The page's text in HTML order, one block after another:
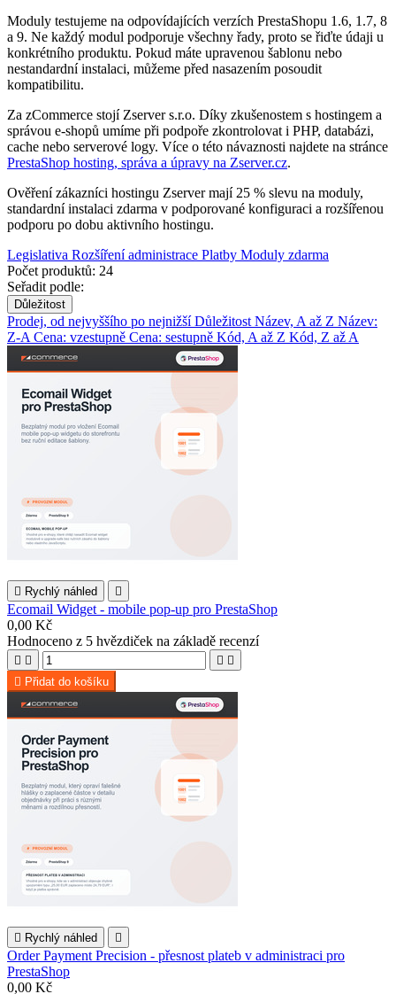
Moduly testujeme na odpovídajících verzích PrestaShopu 1.6, 1.7, 8
a 9. Ne každý modul podporuje všechny řady, proto se řiďte údaji u
konkrétního produktu. Pokud máte upravenou šablonu nebo
nestandardní instalaci, můžeme před nasazením posoudit
kompatibilitu.
Za zCommerce stojí Zserver s.r.o. Díky zkušenostem s hostingem a
správou e-shopů umíme při podpoře zkontrolovat i PHP, databázi,
cache nebo serverové logy. Více o této návaznosti najdete na stránce
PrestaShop hosting, správa a úpravy na Zserver.cz.
Ověření zákazníci hostingu Zserver mají 25 % slevu na moduly,
standardní instalaci zdarma v podporované konfiguraci a rozšířenou
podporu po dobu aktivního hostingu.
Legislativa Rozšíření administrace Platby Moduly zdarma
Počet produktů: 24
Seřadit podle:
Důležitost
Prodej, od nejvyššího po nejnižšíDůležitost Název, A až Z Název:
Z-A Cena: vzestupně Cena: sestupně Kód, A až Z Kód, Z až A
 Rychlý náhled 
Ecomail Widget - mobile pop-up pro PrestaShop
0,00 Kč
Hodnoceno z 5 hvězdiček na základě recenzí
   
 Přidat do košíku
 Rychlý náhled 
Order Payment Precision - přesnost plateb v administraci pro
PrestaShop
0,00 Kč